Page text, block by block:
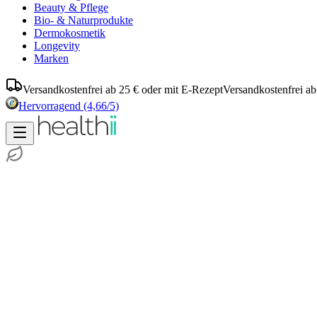
Beauty & Pflege
Bio- & Naturprodukte
Dermokosmetik
Longevity
Marken
Versandkostenfrei ab 25 € oder mit E-RezeptVersandkostenfrei
Hervorragend (4,66/5)